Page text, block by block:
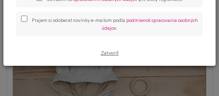
Kojenecká súprava pre bábätko
béžováPrajem si odoberať novinky e-mailom podľa podmienok spracovania osobných
údajov.
Zatvoriť